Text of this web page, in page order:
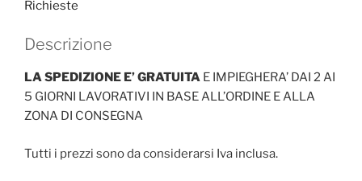
Richieste
Descrizione
LA SPEDIZIONE E’ GRATUITA E IMPIEGHERA’ DAI 2 AI
5 GIORNI LAVORATIVI IN BASE ALL’ORDINE E ALLA
ZONA DI CONSEGNA
Tutti i prezzi sono da considerarsi Iva inclusa.